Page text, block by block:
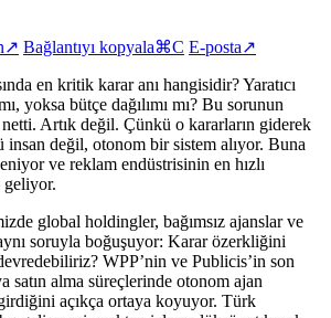
↗ Bağlantıyı kopyala⌘C E-posta↗
en kritik karar anı hangisidir? Yaratıcı
yoksa bütçe dağılımı mı? Bu sorunun
Artık değil. Çünkü o kararların giderek
değil, otonom bir sistem alıyor. Buna
ve reklam endüstrisinin en hızlı
geliyor.
global holdingler, bağımsız ajanslar ve
soruyla boğuşuyor: Karar özerkliğini
WPP’nin ve Publicis’in son
satın alma süreçlerinde otonom ajan
açıkça ortaya koyuyor. Türk